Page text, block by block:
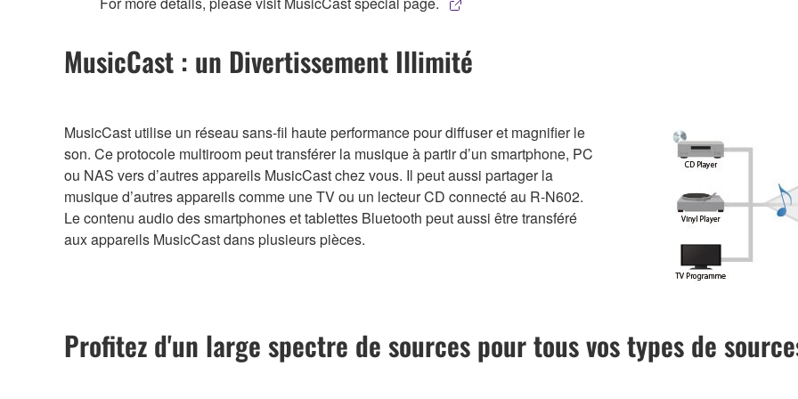
MusicCast : un Divertissement Illimité
MusicCast utilise un réseau sans-fil haute performance pour diffuser et magnifier le
son. Ce protocole multiroom peut transférer la musique à partir d’un smartphone, PC
ou NAS vers d’autres appareils MusicCast chez vous. Il peut aussi partager la
musique d’autres appareils comme une TV ou un lecteur CD connecté au R-N602.
Le contenu audio des smartphones et tablettes Bluetooth peut aussi être transféré
aux appareils MusicCast dans plusieurs pièces.
Profitez d'un large spectre de sources pour tous vos types de